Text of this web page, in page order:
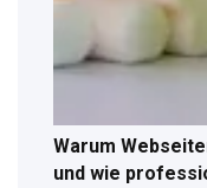
Warum
und wie